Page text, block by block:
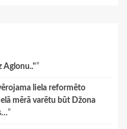
Aglonu.."”
liela reformēto
mērā varētu būt Džona
”